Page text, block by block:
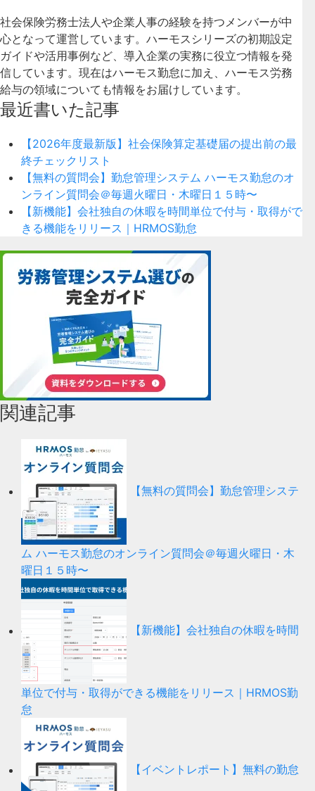
社会保険労務士法人や企業人事の経験を持つメンバーが中
心となって運営しています。ハーモスシリーズの初期設定
ガイドや活用事例など、導入企業の実務に役立つ情報を発
信しています。現在はハーモス勤怠に加え、ハーモス労務
給与の領域についても情報をお届けしています。
最近書いた記事
【2026年度最新版】社会保険算定基礎届の提出前の最
終チェックリスト
【無料の質問会】勤怠管理システム ハーモス勤怠のオ
ンライン質問会＠毎週火曜日・木曜日１５時〜
【新機能】会社独自の休暇を時間単位で付与・取得がで
きる機能をリリース｜HRMOS勤怠
関連記事
【無料の質問会】勤怠管理システ
ム ハーモス勤怠のオンライン質問会＠毎週火曜日・木
曜日１５時〜
【新機能】会社独自の休暇を時間
単位で付与・取得ができる機能をリリース｜HRMOS勤
怠
【イベントレポート】無料の勤怠